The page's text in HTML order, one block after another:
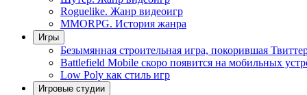
Roguelike. Жанр видеоигр
MMORPG. История жанра
Игры
Безымянная строительная игра, покорившая
Battlefield Mobile скоро появится на мобильных
Low Poly как стиль игр
Игровые студии